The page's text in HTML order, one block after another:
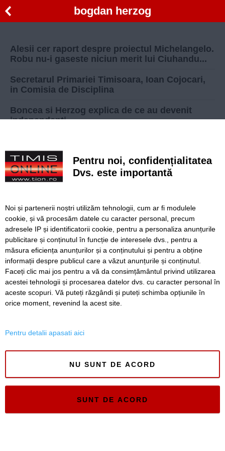
bogdan herzog
Alesii cer raport despre proiectul Michelangelo.
Robu nu-i gaseste niciun merit lui Ciuhandu...
Secretarul Primariei Timisoara, Ioan Cojocari,
in Comisia de Disciplina
Boncea si Herzog explica de ce au devenit
independenti
Boncea, Herzog si Orza: Nu moare partidul fara
3 consilieri
Petrica Folica, ghimpele PP-DD din coasta PSD.
Înapoi Înainte
SERVICII Redactia
Folosinta Cookie-urilor
Termeni si conditii de utilizare
Politica de confidentialitate
Regulament postare și moderare comentarii
Timiș Online
ISSN-L 3008-2323
Pentru noi, confidențialitatea
Dvs. este importantă
Noi și partenerii noștri utilizăm tehnologii, cum ar fi modulele
cookie, și vă procesăm datele cu caracter personal, precum
adresele IP și identificatorii cookie, pentru a personaliza anunțurile
publicitare și conținutul în funcție de interesele dvs., pentru a
măsura eficiența anunțurilor și a conținutului și pentru a obține
informații despre publicul care a văzut anunțurile și conținutul.
Faceți clic mai jos pentru a vă da consimțământul privind utilizarea
acestei tehnologii și procesarea datelor dvs. cu caracter personal în
aceste scopuri. Vă puteți răzgândi și puteți schimba opțiunile în
orice moment, revenind la acest site.
Pentru detalii apasati aici
NU SUNT DE ACORD
SUNT DE ACORD